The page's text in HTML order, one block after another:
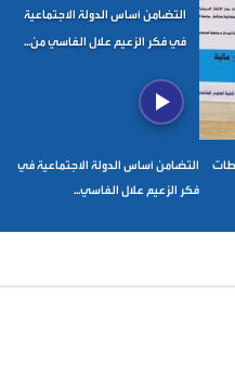
بسطات
التضامن أساس الدولة الاجتماعية
في فكر الزعيم علال الفاسي من...
التضامن أساس الدولة الاجتماعية في
فكر الزعيم علال الفاسي...